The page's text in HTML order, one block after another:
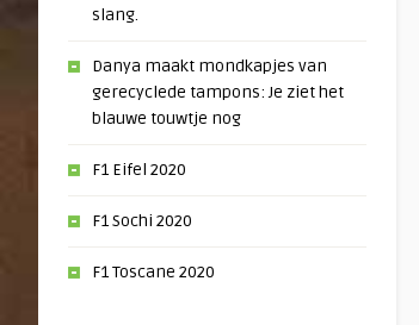
slang.
Danya maakt mondkapjes van
gerecyclede tampons: Je ziet het
blauwe touwtje nog
F1 Eifel 2020
F1 Sochi 2020
F1 Toscane 2020